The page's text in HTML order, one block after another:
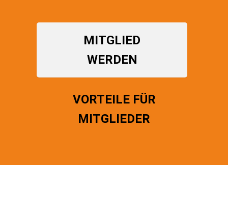
MITGLIED
WERDEN
VORTEILE FÜR
MITGLIEDER